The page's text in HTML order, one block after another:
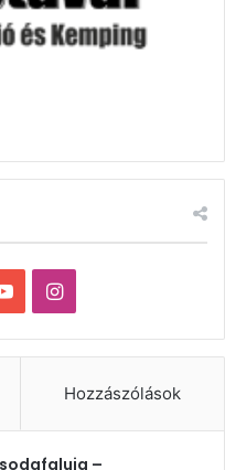
YouTubeInstagram
Hozzászólások
–